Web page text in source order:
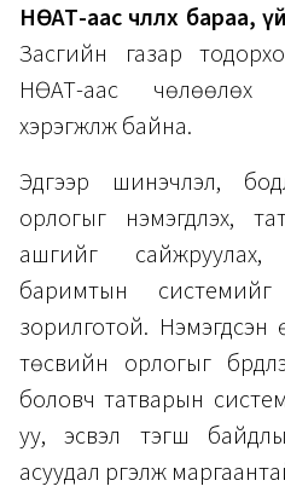
НӨАТ-аас чөлөөлөх
Засгийн газар
НӨАТ-аас чөлөөлөх
хэрэгжүүлж байна.
Эдгээр шинэчлэл,
орлогыг нэмэгдүүлэх,
ашгийг
баримтын
зорилготой.
төсвийн орлогыг
боловч татварын
уу, эсвэл тэгш
асуудал үргэлж